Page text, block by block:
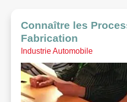
Connaître les
Fabrication
Industrie Automobile